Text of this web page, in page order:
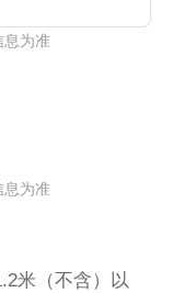
息为准
息为准
米（不含）以